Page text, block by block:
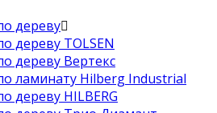
дереву
дереву TOLSEN
дереву Вертекс
ламинату Hilberg Industrial
дереву HILBERG